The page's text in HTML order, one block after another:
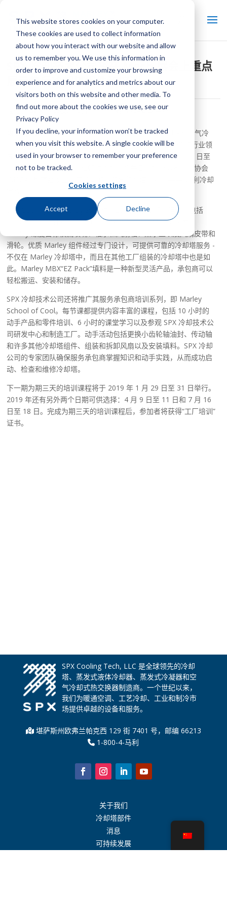
This website stores cookies on your computer.
These cookies are used to collect information
about how you interact with our website and allow
us to remember you. We use this information in
order to improve and customize your browsing
experience and for analytics and metrics about our
visitors both on this website and other media. To
find out more about the cookies we use, see our
Privacy Policy
If you decline, your information won’t be tracked
when you visit this website. A single cookie will be
used in your browser to remember your preference
not to be tracked.
Cookies settings
Accept Decline
SPX 冷却技术公司将在 Mech 展会上重点
展示售后冷却塔组件和培训
经过：SPX 冷却技术人员| 在：保持冷静新闻中心
堪萨斯州欧弗兰帕克–SPX 冷却技术公司在蒸发冷却塔和空气冷
却热交换器的设计和制造领域，提供全系列、全方位服务的行业领
导者，将展示 Marley®冷却塔组件，并在 2018 年 10 月 21 日至
24 日在加利福尼亚州亨廷顿海滩举行的美国机械服务承包商协会
(MSCA) 教育会议上推广公司的服务承包商培训系列——“马利冷却
SPX Cooling Technologies 展位 #26 将展示冷却塔组件，包括
Marley MBX 填料和 MBX“EZ Pack”填料、Marley X7 风扇、
Marley 螺旋目标横流喷嘴、轴承和风扇轴、热水盆以及风扇皮带和
滑轮。优质 Marley 组件经过专门设计，可提供可靠的冷却塔服务 -
不仅在 Marley 冷却塔中，而且在其他工厂组装的冷却塔中也是如
此。Marley MBX“EZ Pack”填料是一种新型灵活产品，承包商可以
轻松搬运、安装和储存。
SPX 冷却技术公司还将推广其服务承包商培训系列，即 Marley
School of Cool。每节课都提供内容丰富的课程，包括 10 小时的
动手产品和零件培训、6 小时的课堂学习以及参观 SPX 冷却技术公
司研发中心和制造工厂。动手活动包括更换小齿轮轴油封、传动轴
和许多其他冷却塔组件、组装和拆卸风扇以及安装填料。SPX 冷却
公司的专家团队确保服务承包商掌握知识和动手实践，从而成功启
动、检查和维修冷却塔。
下一期为期三天的培训课程将于 2019 年 1 月 29 日至 31 日举行。
2019 年还有另外两个日期可供选择：4 月 9 日至 11 日和 7 月 16
日至 18 日。完成为期三天的培训课程后，参加者将获得“工厂培训”
证书。
SPX Cooling Tech, LLC 是全球领先的冷却
塔、蒸发式液体冷却器、蒸发式冷凝器和空
气冷却式热交换器制造商。一个世纪以来，
我们为暖通空调、工艺冷却、工业和制冷市
场提供卓越的设备和服务。
堪萨斯州欧弗兰帕克西 129 街 7401 号，邮编 66213
1-800-4-马利
关于我们
冷却塔部件
消息
可持续发展